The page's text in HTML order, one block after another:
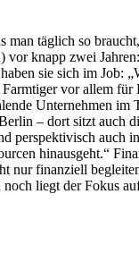
täglich so
vor knapp zwei
sie sich im Job:
vor allem
Unternehmen im
– dort sitzt auch
perspektivisch auch
hinausgeht.“
nur finanziell
liegt der Fokus